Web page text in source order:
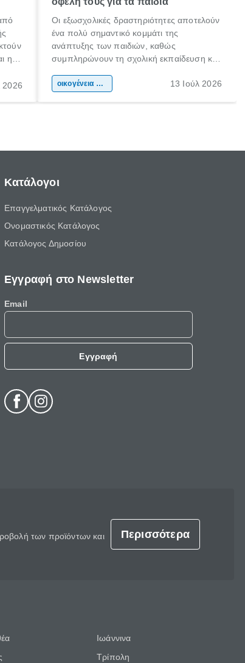
η
2026
Οι εξωσχολικές δραστηριότητες αποτελούν
ένα πολύ σημαντικό κομμάτι της
ανάπτυξης των παιδιών, καθώς
συμπληρώνουν τη σχολική εκπαίδευση και
της προσωπικότητας, της κοινωνικότητας
οικογένεια & παιδί 13 Ιούλ 2026
Κατάλογοι
Επαγγελματικός Κατάλογος
Ονομαστικός Κατάλογος
Κατάλογος Δημοσίου
Εγγραφή στο Newsletter
Email
Εγγραφή
των προϊόντων και
Περισσότερα
Ιωάννινα
Τρίπολη